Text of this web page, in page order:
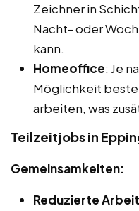
Zeichner in
Nacht- oder
kann.
Homeoffice: Je
Möglichkeit
arbeiten, was
Teilzeitjobs in
Gemeinsamkeiten:
Reduzierte